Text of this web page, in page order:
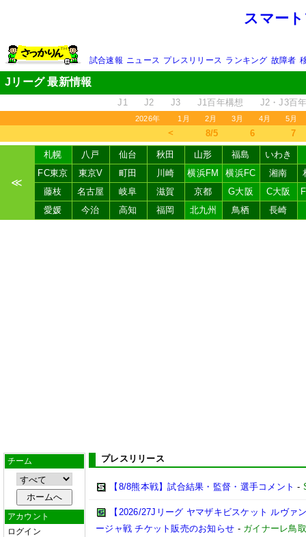
スマー
試合速報 ニュース プレスリリース ランキング 故障者
Jリーグ 最新情報
J1 J2 J3 J1百年構想 J2・J3百
2026年 1月 2月 3月 4月 5月
＜ 8/5 6 7
≪
札幌 八戸 仙台 秋田 山形 福島
いわき
FC東京
東京V 町田 川崎 横浜FM 横浜FC 湘南
藤枝
名古屋 岐阜 滋賀 京都 G大阪 C大阪
愛媛
今治 高知 福岡 北九州 鳥栖 長崎
チーム
アカウント
ログイン
プレスリリース
【8/8熊本戦】試合結果・監督・選手コメント -
【2026/27Jリーグ ヤマザキビスケット ルヴ
ージャ戦 チケット販売のお知らせ - ガイナーレ鳥取